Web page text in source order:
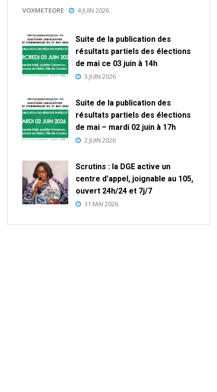
VOXMETEORE 4 JUIN 2026
Suite de la publication des
résultats partiels des élections
de mai ce 03 juin à 14h
3 JUIN 2026
Suite de la publication des
résultats partiels des élections
de mai – mardi 02 juin à 17h
2 JUIN 2026
Scrutins : la DGE active un
centre d’appel, joignable au 105,
ouvert 24h/24 et 7j/7
31 MAI 2026